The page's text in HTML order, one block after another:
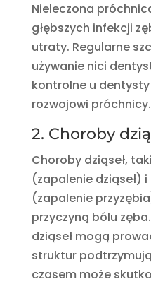
Nieleczona
głębszych infekcji
utraty. Regularne
używanie nici
kontrolne u
rozwojowi próchnicy.
2. Choroby
Choroby dziąseł,
(zapalenie dziąseł)
(zapalenie
przyczyną bólu
dziąseł mogą
struktur
czasem może